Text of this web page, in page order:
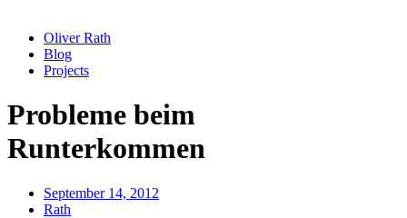
Oliver Rath
Blog
Projects
Probleme beim
Runterkommen
September 14, 2012
Rath